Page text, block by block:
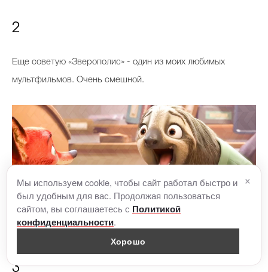
2
Еще советую «Зверополис» - один из моих любимых
мультфильмов. Очень смешной.
3
Мы используем cookie, чтобы сайт работал быстро и
был удобным для вас. Продолжая пользоваться
сайтом, вы соглашаетесь с Политикой
конфиденциальности.
Хорошо
×